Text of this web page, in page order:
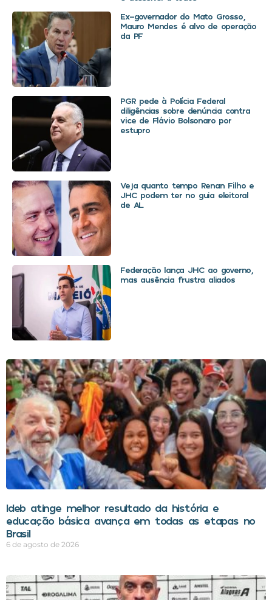
Ex-governador do Mato Grosso,
Mauro Mendes é alvo de operação
da PF
PGR pede à Polícia Federal
diligências sobre denúncia contra
vice de Flávio Bolsonaro por
estupro
Veja quanto tempo Renan Filho e
JHC podem ter no guia eleitoral
de AL
Federação lança JHC ao governo,
mas ausência frustra aliados
Ideb atinge melhor resultado da história e
educação básica avança em todas as etapas no
Brasil
6 de agosto de 2026